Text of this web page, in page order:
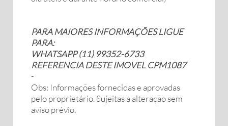
PARA MAIORES INFORMAÇÕES LIGUE
PARA:
WHATSAPP (11) 99352-6733
REFERENCIA DESTE IMOVEL CPM1087
-
Obs: Informações fornecidas e aprovadas
pelo proprietário. Sujeitas a alteração sem
aviso prévio.